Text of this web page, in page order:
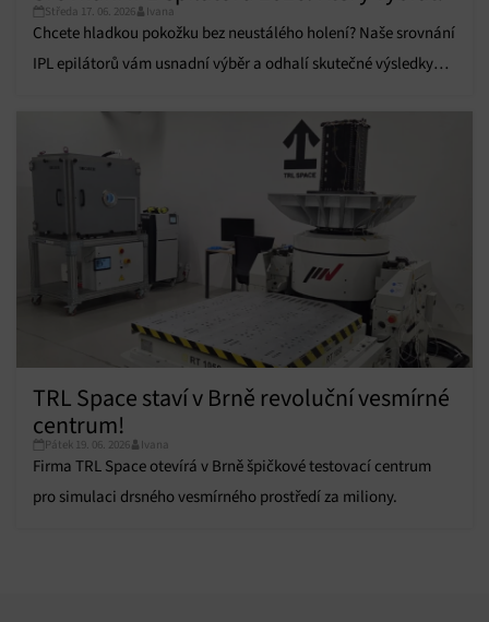
zařízení na základě automaticky přenášených
informací.
podvodů a odstraňování chyb, Poskytování a
zobrazování reklamy a obsahu, Ukládání a sdělování
voleb ochrany osobních údajů.
Středa 17. 06. 2026 Ivana
Chcete hladkou pokožku bez neustálého holení? Naše srovnání
IPL epilátorů vám usnadní výběr a odhalí skutečné výsledky
TRL Space staví v Brně revoluční vesmírné
centrum!
Pátek 19. 06. 2026 Ivana
Firma TRL Space otevírá v Brně špičkové testovací centrum
pro simulaci drsného vesmírného prostředí za miliony.